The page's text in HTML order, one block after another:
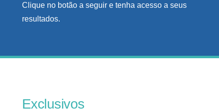
Clique no botão a seguir e tenha acesso a seus
resultados.
Exclusivos